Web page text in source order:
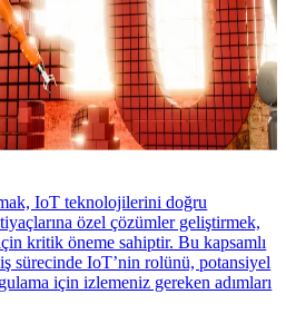
IoT teknolojilerini doğru
özel çözümler geliştirmek,
kritik öneme sahiptir. Bu kapsamlı
sürecinde IoT’nin rolünü, potansiyel
için izlemeniz gereken adımları